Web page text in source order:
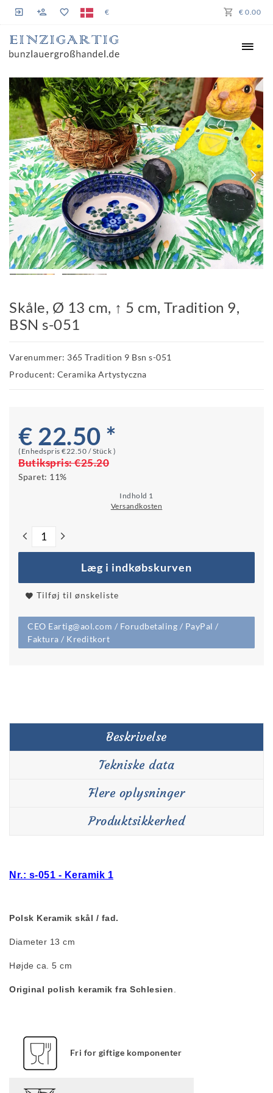
€ € 0.00
Skåle, Ø 13 cm, ↑ 5 cm, Tradition 9,
BSN s-051
Varenummer: 365 Tradition 9 Bsn s-051
Producent: Ceramika Artystyczna
€ 22.50 *
(Enhedspris €22.50 / Stück )
Butikspris:€25.20
Sparet: 11%
Indhold 1
Versandkosten
Læg i indkøbskurven
Tilføj til ønskeliste
CEO Eartig@aol.com / Forudbetaling / PayPal /
Faktura / Kreditkort
Beskrivelse
Tekniske data
Flere oplysninger
Produktsikkerhed
Nr.: s-051 - Keramik 1
Polsk Keramik skål / fad.
Diameter 13 cm
Højde ca. 5 cm
Original polish keramik fra Schlesien.
Fri for giftige komponenter